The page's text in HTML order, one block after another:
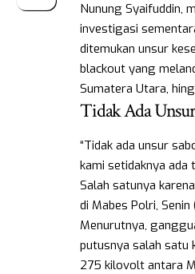
Nunung Syaifuddin,
investigasi
ditemukan unsur
blackout yang
Sumatera Utara,
Tidak Ada
“Tidak ada unsur
kami setidaknya ada
Salah satunya
di Mabes Polri,
Menurutnya,
putusnya salah satu
275 kilovolt antara